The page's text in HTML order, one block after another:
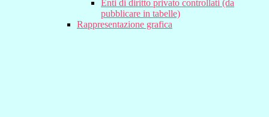
Enti di diritto privato controllati (da
pubblicare in tabelle)
Rappresentazione grafica